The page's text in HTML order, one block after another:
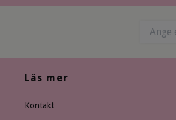
Läs mer
Kontakt